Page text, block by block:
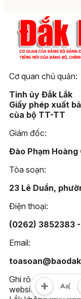
Cơ quan chủ quản:
Tỉnh ủy Đắk Lắk
Giấy phép xuất
của bộ TT-TT
Giám đốc:
Đào Phạm Hoàng
Tòa soạn:
23 Lê Duẩn,
Điện thoại:
(0262) 3852383 -
Email:
Ghi rõ nguồn "Báo
website này. Các